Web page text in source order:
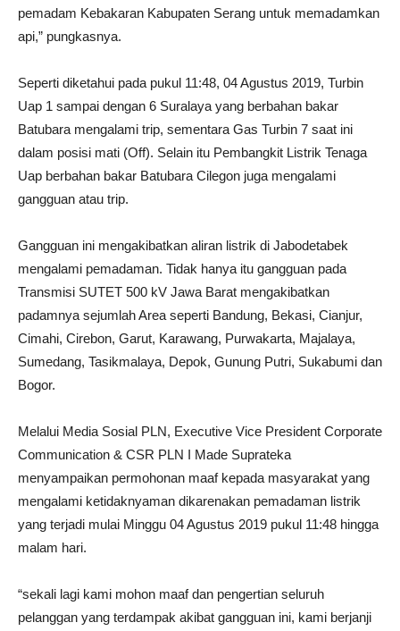
pemadam Kebakaran Kabupaten Serang untuk memadamkan
api,” pungkasnya.
Seperti diketahui pada pukul 11:48, 04 Agustus 2019, Turbin
Uap 1 sampai dengan 6 Suralaya yang berbahan bakar
Batubara mengalami trip, sementara Gas Turbin 7 saat ini
dalam posisi mati (Off). Selain itu Pembangkit Listrik Tenaga
Uap berbahan bakar Batubara Cilegon juga mengalami
gangguan atau trip.
Gangguan ini mengakibatkan aliran listrik di Jabodetabek
mengalami pemadaman. Tidak hanya itu gangguan pada
Transmisi SUTET 500 kV Jawa Barat mengakibatkan
padamnya sejumlah Area seperti Bandung, Bekasi, Cianjur,
Cimahi, Cirebon, Garut, Karawang, Purwakarta, Majalaya,
Sumedang, Tasikmalaya, Depok, Gunung Putri, Sukabumi dan
Bogor.
Melalui Media Sosial PLN, Executive Vice President Corporate
Communication & CSR PLN I Made Suprateka
menyampaikan permohonan maaf kepada masyarakat yang
mengalami ketidaknyaman dikarenakan pemadaman listrik
yang terjadi mulai Minggu 04 Agustus 2019 pukul 11:48 hingga
malam hari.
“sekali lagi kami mohon maaf dan pengertian seluruh
pelanggan yang terdampak akibat gangguan ini, kami berjanji